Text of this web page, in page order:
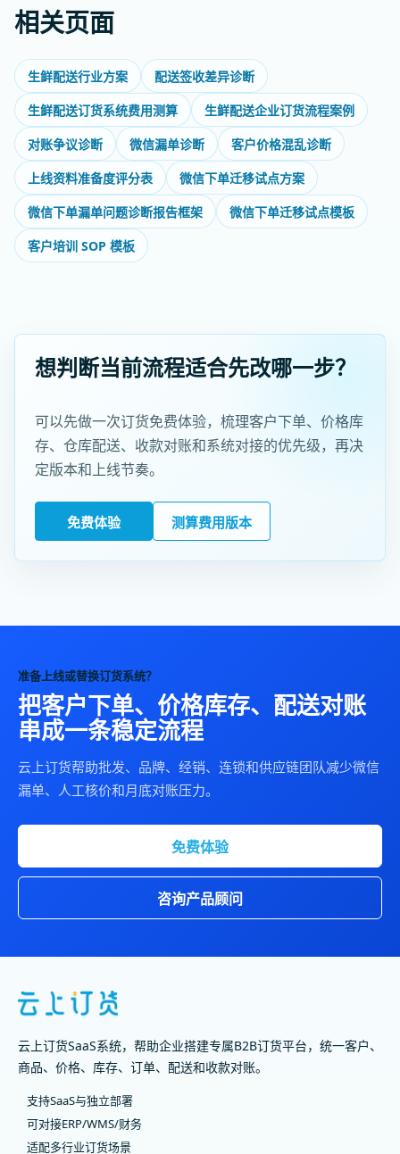
相关页面
生鲜配送行业方案
配送签收差异诊断
生鲜配送订货系统费用测算
生鲜配送企业订货流程案例
对账争议诊断
微信漏单诊断
客户价格混乱诊断
上线资料准备度评分表
微信下单迁移试点方案
微信下单漏单问题诊断报告框架
微信下单迁移试点模板
客户培训 SOP 模板
想判断当前流程适合先改哪一步？
可以先做一次订货免费体验，梳理客户下单、价格库
存、仓库配送、收款对账和系统对接的优先级，再决
定版本和上线节奏。
免费体验 测算费用版本
准备上线或替换订货系统？
把客户下单、价格库存、配送对账
串成一条稳定流程
云上订货帮助批发、品牌、经销、连锁和供应链团队减少微信
漏单、人工核价和月底对账压力。
免费体验
咨询产品顾问
云上订货SaaS系统，帮助企业搭建专属B2B订货平台，统一客户、
商品、价格、库存、订单、配送和收款对账。
支持SaaS与独立部署
可对接ERP/WMS/财务
适配多行业订货场景